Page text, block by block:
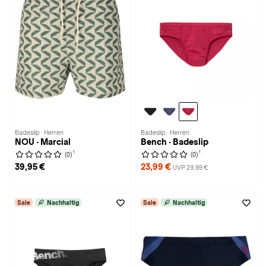
Badeslip · Herren
NOU · Marcial
(0) 1
39,95 €
Badeslip · Herren
Bench · Badeslip
(0) 1
23,99 € UVP 29,99 €
Sale Nachhaltig Sale Nachhaltig